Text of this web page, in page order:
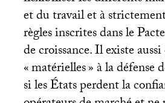
et du travail et à
règles inscrites dans le
de croissance. Il existe
«matérielles» à la défense
si les États perdent la